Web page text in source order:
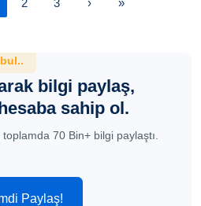
2 3 › »
bilgi paylaş,
sahip ol.
70 Bin+ bilgi paylaştı.
Paylaş!